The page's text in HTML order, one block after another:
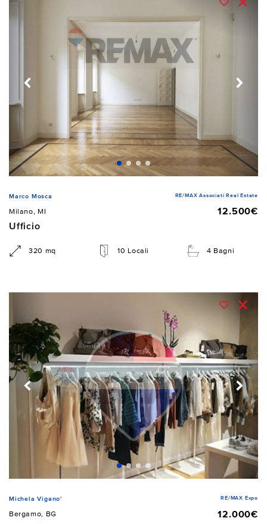
Marco Mosca RE/MAX Associati Real Estate
Milano, MI
12.500€
Ufficio
320 mq 10 Locali 4 Bagni
Michela Vigano' RE/MAX Expo
Bergamo, BG
12.000€